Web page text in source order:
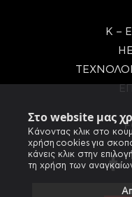
Στο website μας
Κάνοντας κλικ στο
χρήση cookies για
κάνεις κλικ στην
τη χρήση των
Κ –